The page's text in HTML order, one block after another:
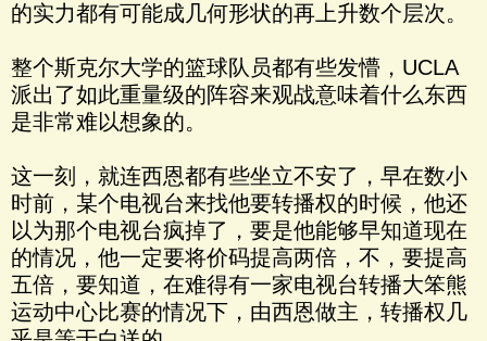
的实力都有可能成几何形状的再上升数个层次。
整个斯克尔大学的篮球队员都有些发懵，UCLA
派出了如此重量级的阵容来观战意味着什么东西
是非常难以想象的。
这一刻，就连西恩都有些坐立不安了，早在数小
时前，某个电视台来找他要转播权的时候，他还
以为那个电视台疯掉了，要是他能够早知道现在
的情况，他一定要将价码提高两倍，不，要提高
五倍，要知道，在难得有一家电视台转播大笨熊
运动中心比赛的情况下，由西恩做主，转播权几